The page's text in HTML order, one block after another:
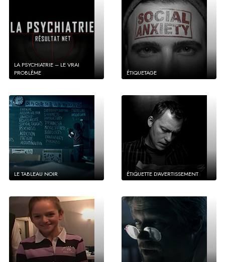
LA PSYCHIATRIE – LE VRAI
PROBLÈME
ÉTIQUETAGE
LE TABLEAU NOIR ÉTIQUETTE D’AVERTISSEMENT